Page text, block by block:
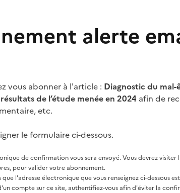
alerte
vous abonner à l'article : Diagnostic du
de l’étude menée en 2024 afin de
etc.
le formulaire ci-dessous.
de confirmation vous sera envoyé. Vous devrez
pour valider votre abonnement.
que l'adresse électronique que vous renseignez ci-dessous est
compte sur ce site, authentifiez-vous afin d'éviter la